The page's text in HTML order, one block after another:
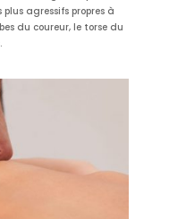
agressifs propres à
du coureur, le torse du